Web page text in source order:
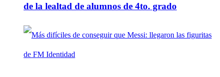
de la lealtad de alumnos de 4to. grado